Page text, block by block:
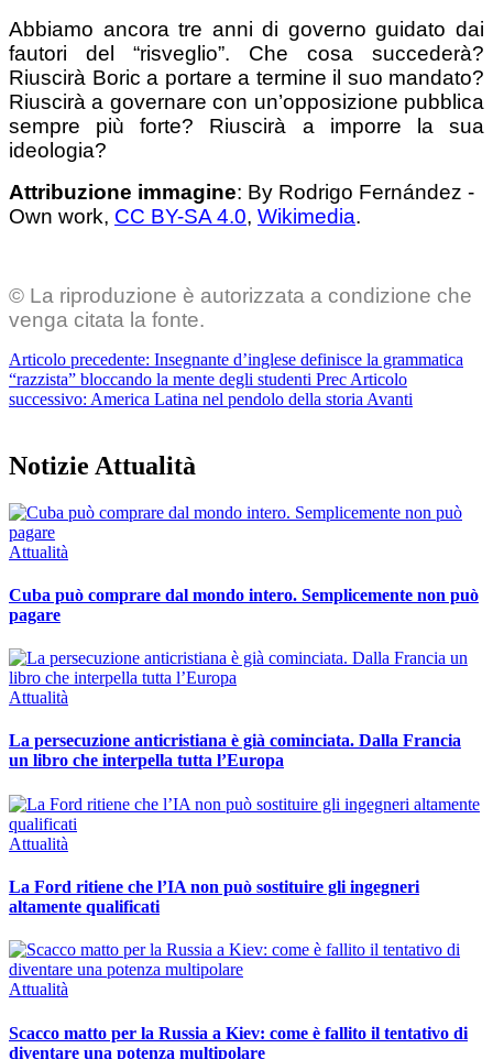
Abbiamo ancora tre anni di governo guidato dai
fautori del “risveglio”. Che cosa succederà?
Riuscirà Boric a portare a termine il suo mandato?
Riuscirà a governare con un’opposizione pubblica
sempre più forte? Riuscirà a imporre la sua
ideologia?
Attribuzione immagine: By Rodrigo Fernández -
Own work, CC BY-SA 4.0, Wikimedia.
© La riproduzione è autorizzata a condizione che
venga citata la fonte.
Articolo precedente: Insegnante d’inglese definisce la grammatica
“razzista” bloccando la mente degli studenti Prec Articolo
successivo: America Latina nel pendolo della storia Avanti
Notizie Attualità
Attualità
Cuba può comprare dal mondo intero. Semplicemente non può
pagare
Attualità
La persecuzione anticristiana è già cominciata. Dalla Francia
un libro che interpella tutta l’Europa
Attualità
La Ford ritiene che l’IA non può sostituire gli ingegneri
altamente qualificati
Attualità
Scacco matto per la Russia a Kiev: come è fallito il tentativo di
diventare una potenza multipolare